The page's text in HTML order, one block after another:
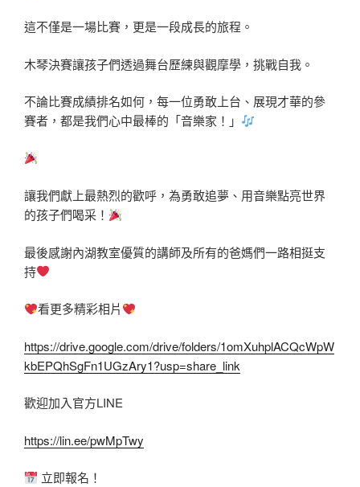
這不僅是一場比賽，更是一段成長的旅程。
木琴決賽讓孩子們透過舞台歷練與觀摩學，挑戰自我。
不論比賽成績排名如何，每一位勇敢上台、展現才華的參
賽者，都是我們心中最棒的「音樂家！」
讓我們獻上最熱烈的歡呼，為勇敢追夢、用音樂點亮世界
的孩子們喝采！
最後感謝內湖教室優質的講師及所有的爸媽們一路相挺支
持
看更多精彩相片
https://drive.google.com/drive/folders/1omXuhplACQcWpW
kbEPQhSgFn1UGzAry1?usp=share_link
歡迎加入官方LINE
https://lin.ee/pwMpTwy
立即報名！